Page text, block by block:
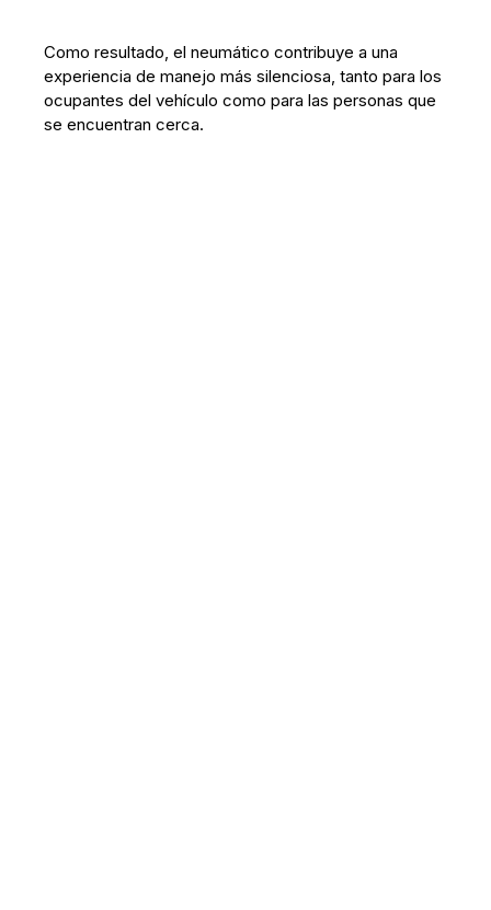
Como resultado, el neumático contribuye a una
experiencia de manejo más silenciosa, tanto para los
ocupantes del vehículo como para las personas que
se encuentran cerca.